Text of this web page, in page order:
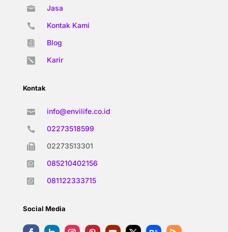
 Jasa
 Kontak Kami
 Blog
 Karir
Kontak
 info@envilife.co.id
 02273518599
 02273513301
 085210402156
 081122333715
Social Media